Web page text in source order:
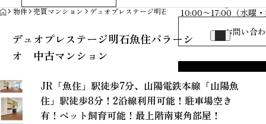
10:00〜17:00（水曜
お問い合
HOME
物件 売買マンション デュオプレステージ明石魚住パラーシオ 中古マンシ
デュオプレステージ明石魚住パラーシ
オ 中古マンション
JR「魚住」駅徒歩7分、山陽電鉄本線「山陽魚
住」駅徒歩8分！2沿線利用可能！駐車場空き
有！ペット飼育可能！最上階南東角部屋！